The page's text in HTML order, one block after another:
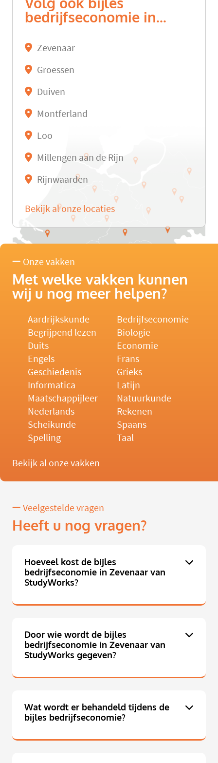
bedrijfseconomie in...
Zevenaar
Groessen
Duiven
Montferland
Loo
Millengen aan de Rijn
Rijnwaarden
Bekijk al onze locaties
Onze vakken
Met welke vakken kunnen
wij u nog meer helpen?
Aardrijkskunde
Bedrijfseconomie
Begrijpend lezen
Biologie
Duits
Economie
Engels
Frans
Geschiedenis
Grieks
Informatica
Latijn
Maatschappijleer
Natuurkunde
Nederlands
Rekenen
Scheikunde
Spaans
Spelling
Taal
Bekijk al onze vakken
Veelgestelde vragen
Heeft u nog vragen?
Hoeveel kost de bijles
bedrijfseconomie in Zevenaar van
StudyWorks?
Door wie wordt de bijles
bedrijfseconomie in Zevenaar van
StudyWorks gegeven?
Wat wordt er behandeld tijdens de
bijles bedrijfseconomie?